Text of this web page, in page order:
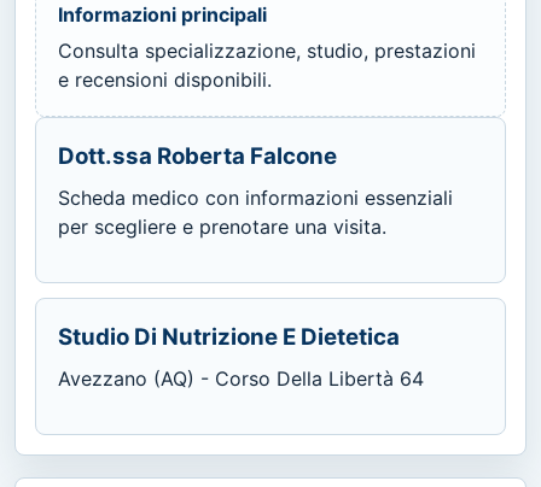
Informazioni principali
Consulta specializzazione, studio, prestazioni
e recensioni disponibili.
Dott.ssa Roberta Falcone
Scheda medico con informazioni essenziali
per scegliere e prenotare una visita.
Studio Di Nutrizione E Dietetica
Avezzano (AQ) - Corso Della Libertà 64